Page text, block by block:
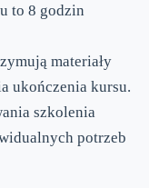
to 8 godzin
materiały
ukończenia kursu.
szkolenia
potrzeb